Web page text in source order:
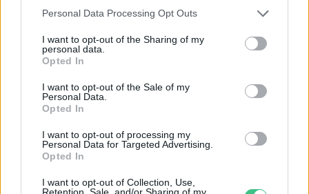
Personal Data Processing Opt Outs
I want to opt-out of the Sharing of my
personal data.
Opted In
I want to opt-out of the Sale of my
Personal Data.
Opted In
I want to opt-out of processing my
Personal Data for Targeted Advertising.
Opted In
I want to opt-out of Collection, Use,
Retention, Sale, and/or Sharing of my
„Mindegy már, hogy milyen
víz, csak víz legyen” |
Holnapután
az